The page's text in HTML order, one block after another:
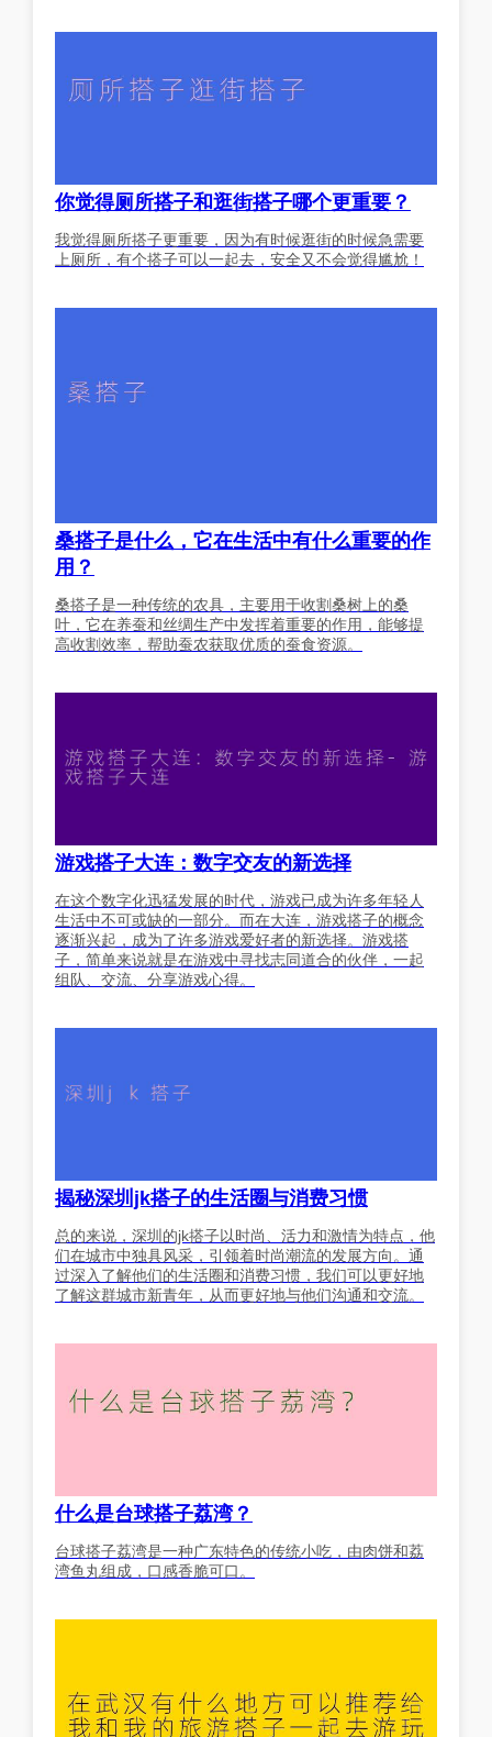
你觉得厕所搭子和逛街搭子哪个更重要？
我觉得厕所搭子更重要，因为有时候逛街的时候急需要
上厕所，有个搭子可以一起去，安全又不会觉得尴尬！
桑搭子是什么，它在生活中有什么重要的作
用？
桑搭子是一种传统的农具，主要用于收割桑树上的桑
叶，它在养蚕和丝绸生产中发挥着重要的作用，能够提
高收割效率，帮助蚕农获取优质的蚕食资源。
游戏搭子大连：数字交友的新选择
在这个数字化迅猛发展的时代，游戏已成为许多年轻人
生活中不可或缺的一部分。而在大连，游戏搭子的概念
逐渐兴起，成为了许多游戏爱好者的新选择。游戏搭
子，简单来说就是在游戏中寻找志同道合的伙伴，一起
组队、交流、分享游戏心得。
揭秘深圳jk搭子的生活圈与消费习惯
总的来说，深圳的jk搭子以时尚、活力和激情为特点，他
们在城市中独具风采，引领着时尚潮流的发展方向。通
过深入了解他们的生活圈和消费习惯，我们可以更好地
了解这群城市新青年，从而更好地与他们沟通和交流。
什么是台球搭子荔湾？
台球搭子荔湾是一种广东特色的传统小吃，由肉饼和荔
湾鱼丸组成，口感香脆可口。